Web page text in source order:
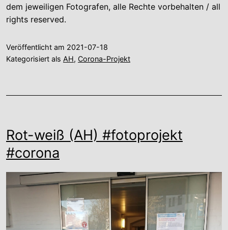
dem jeweiligen Fotografen, alle Rechte vorbehalten / all
rights reserved.
Veröffentlicht am 2021-07-18
Kategorisiert als AH, Corona-Projekt
Rot-weiß (AH) #fotoprojekt
#corona